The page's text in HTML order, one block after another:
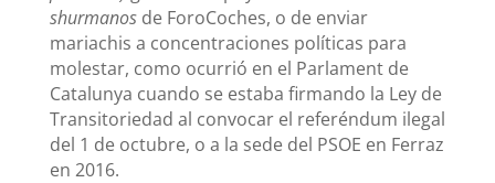
shurmanos de ForoCoches, o de enviar
mariachis a concentraciones políticas para
molestar, como ocurrió en el Parlament de
Catalunya cuando se estaba firmando la Ley de
Transitoriedad al convocar el referéndum ilegal
del 1 de octubre, o a la sede del PSOE en Ferraz
en 2016.